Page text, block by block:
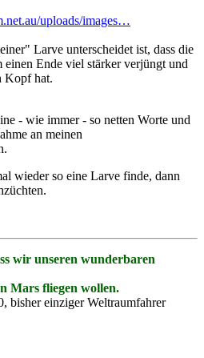
uploads/images…
Larve unterscheidet ist, dass die
einen Ende viel stärker verjüngt und
Kopf hat.
- wie immer - so netten Worte und
an meinen
wieder so eine Larve finde, dann
wir unseren wunderbaren
Mars fliegen wollen.
bisher einziger Weltraumfahrer